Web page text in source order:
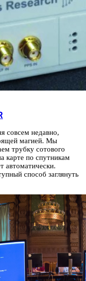
совсем недавно,
магией. Мы
трубку сотового
карте по спутникам
автоматически.
способ заглянуть